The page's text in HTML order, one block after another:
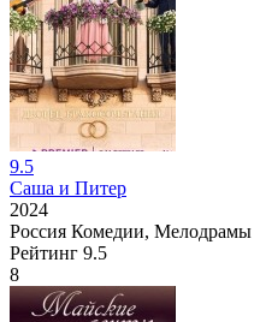
9.5
Саша и Питер
2024
Россия Комедии, Мелодрамы
Рейтинг 9.5
8